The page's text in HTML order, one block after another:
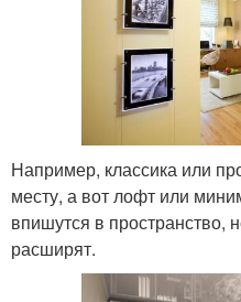
Например, классика или
месту, а вот лофт или
впишутся в пространство,
расширят.